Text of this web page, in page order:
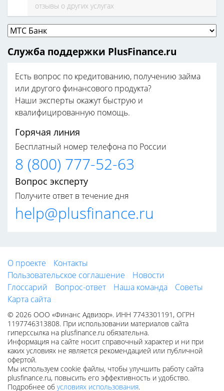
отзывы о других услугах
Служба поддержки PlusFinance.ru
Есть вопрос по кредитованию, получению займа
или другого финансового продукта?
Наши эксперты окажут быструю и
квалифицированную помощь.
Горячая линия
Бесплатный номер телефона по России
8 (800) 777-52-63
Вопрос эксперту
Получите ответ в течение дня
help@plusfinance.ru
О проекте
Контакты
Пользовательское соглашение
Новости
Глоссарий
Вопрос-ответ Наша команда
Советы
Карта сайта
© 2026 ООО «Финанс Адвизор». ИНН 7743301191, ОГРН
1197746313808. При использовании материалов сайта
гиперссылка на plusfinance.ru обязательна.
Информация на сайте носит справочный характер и ни при
каких условиях не является рекомендацией или публичной
офертой.
Мы используем cookie файлы, чтобы улучшить работу сайта
plusfinance.ru, повысить его эффективность и удобство.
Подробнее об условиях использования.